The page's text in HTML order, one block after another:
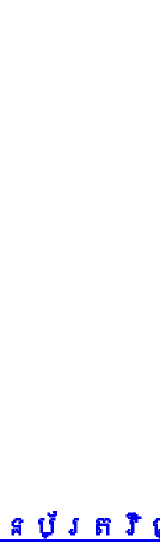
នប័ត្រវិ